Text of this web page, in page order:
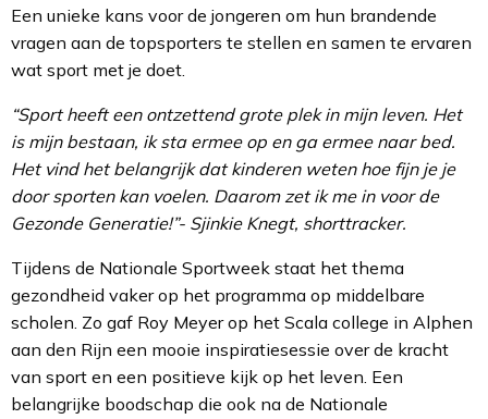
Een unieke kans voor de jongeren om hun brandende
vragen aan de topsporters te stellen en samen te ervaren
wat sport met je doet.
“Sport heeft een ontzettend grote plek in mijn leven. Het
is mijn bestaan, ik sta ermee op en ga ermee naar bed.
Het vind het belangrijk dat kinderen weten hoe fijn je je
door sporten kan voelen. Daarom zet ik me in voor de
Gezonde Generatie!”- Sjinkie Knegt, shorttracker.
Tijdens de Nationale Sportweek staat het thema
gezondheid vaker op het programma op middelbare
scholen. Zo gaf Roy Meyer op het Scala college in Alphen
aan den Rijn een mooie inspiratiesessie over de kracht
van sport en een positieve kijk op het leven. Een
belangrijke boodschap die ook na de Nationale